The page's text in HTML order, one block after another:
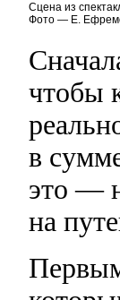
Сцена из
Фото — Е.
чтобы
в
это —
на